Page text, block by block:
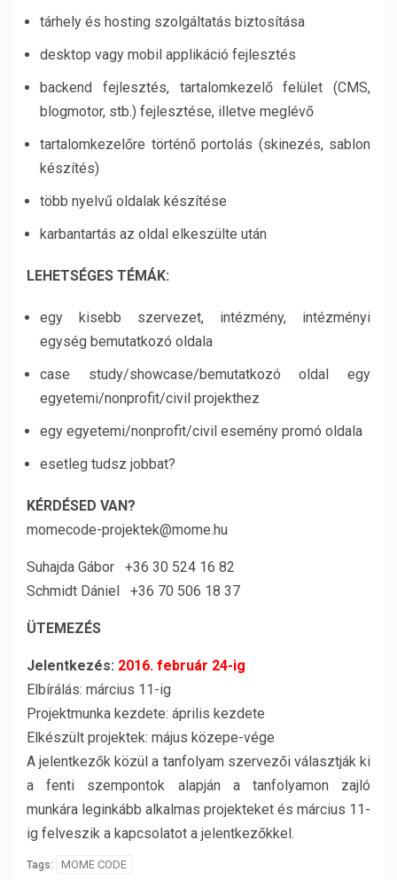
tárhely és hosting szolgáltatás biztosítása
desktop vagy mobil applikáció fejlesztés
backend fejlesztés, tartalomkezelő felület (CMS,
blogmotor, stb.) fejlesztése, illetve meglévő
tartalomkezelőre történő portolás (skinezés, sablon
készítés)
több nyelvű oldalak készítése
karbantartás az oldal elkeszülte után
LEHETSÉGES TÉMÁK:
egy kisebb szervezet, intézmény, intézményi
egység bemutatkozó oldala
case study/showcase/bemutatkozó oldal egy
egyetemi/nonprofit/civil projekthez
egy egyetemi/nonprofit/civil esemény promó oldala
esetleg tudsz jobbat?
KÉRDÉSED VAN?
momecode-projektek@mome.hu
Suhajda Gábor +36 30 524 16 82
Schmidt Dániel +36 70 506 18 37
ÜTEMEZÉS
Jelentkezés: 2016. február 24-ig
Elbírálás: március 11-ig
Projektmunka kezdete: április kezdete
Elkészült projektek: május közepe-vége
A jelentkezők közül a tanfolyam szervezői választják ki
a fenti szempontok alapján a tanfolyamon zajló
munkára leginkább alkalmas projekteket és március 11-
ig felveszik a kapcsolatot a jelentkezőkkel.
Tags: MOME CODE